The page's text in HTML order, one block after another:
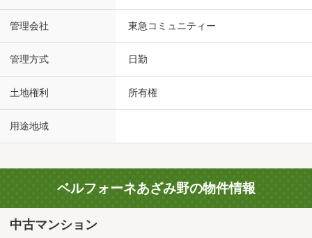
管理会社 東急コミュニティー
管理方式 日勤
土地権利 所有権
用途地域
ベルフォーネあざみ野の物件情報
中古マンション